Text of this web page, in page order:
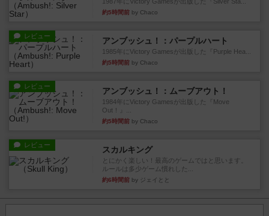
約5時間前 by Chaco
レビュー アンブッシュ！：パープルハート
1985年にVictory Gamesが出版した『Purple Hea...
約5時間前 by Chaco
レビュー アンブッシュ！：ムーブアウト！
1984年にVictory Gamesが出版した『Move
Out！』...
約5時間前 by Chaco
レビュー スカルキング
とにかく楽しい！最高のゲームではと思います。
ルールは多少ゲーム慣れした...
約6時間前 by ジェイとと